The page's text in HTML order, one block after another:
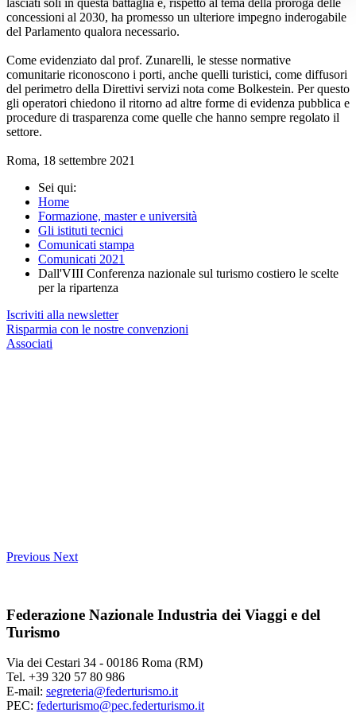
concessioni al 2030, ha promesso un ulteriore impegno inderogabile
del Parlamento qualora necessario.
Come evidenziato dal prof. Zunarelli, le stesse normative
comunitarie riconoscono i porti, anche quelli turistici, come diffusori
del perimetro della Direttivi servizi nota come Bolkestein. Per questo
gli operatori chiedono il ritorno ad altre forme di evidenza pubblica e
procedure di trasparenza come quelle che hanno sempre regolato il
settore.
Roma, 18 settembre 2021
Sei qui:
Home
Formazione, master e università
Gli istituti tecnici
Comunicati stampa
Comunicati 2021
Dall'VIII Conferenza nazionale sul turismo costiero le scelte
per la ripartenza
Iscriviti alla newsletter
Risparmia con le nostre convenzioni
Associati
Previous Next
Federazione Nazionale Industria dei Viaggi e del
Turismo
Via dei Cestari 34 - 00186 Roma (RM)
Tel. +39 320 57 80 986
E-mail: segreteria@federturismo.it
PEC: federturismo@pec.federturismo.it